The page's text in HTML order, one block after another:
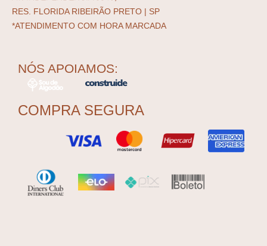
RES. FLORIDA RIBEIRÃO PRETO | SP
*ATENDIMENTO COM HORA MARCADA
NÓS APOIAMOS:
COMPRA SEGURA